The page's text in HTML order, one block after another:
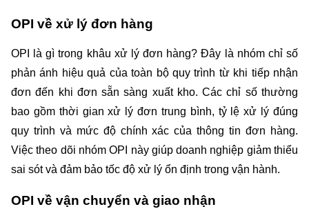
OPI về xử lý đơn hàng
OPI là gì trong khâu xử lý đơn hàng? Đây là nhóm chỉ số
phản ánh hiệu quả của toàn bộ quy trình từ khi tiếp nhận
đơn đến khi đơn sẵn sàng xuất kho. Các chỉ số thường
bao gồm thời gian xử lý đơn trung bình, tỷ lệ xử lý đúng
quy trình và mức độ chính xác của thông tin đơn hàng.
Việc theo dõi nhóm OPI này giúp doanh nghiệp giảm thiểu
sai sót và đảm bảo tốc độ xử lý ổn định trong vận hành.
OPI về vận chuyển và giao nhận